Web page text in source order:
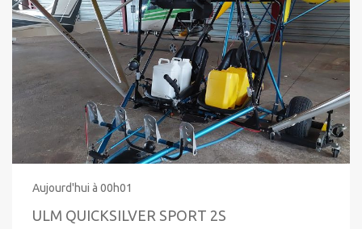
Aujourd'hui à 00h01
ULM QUICKSILVER SPORT 2S